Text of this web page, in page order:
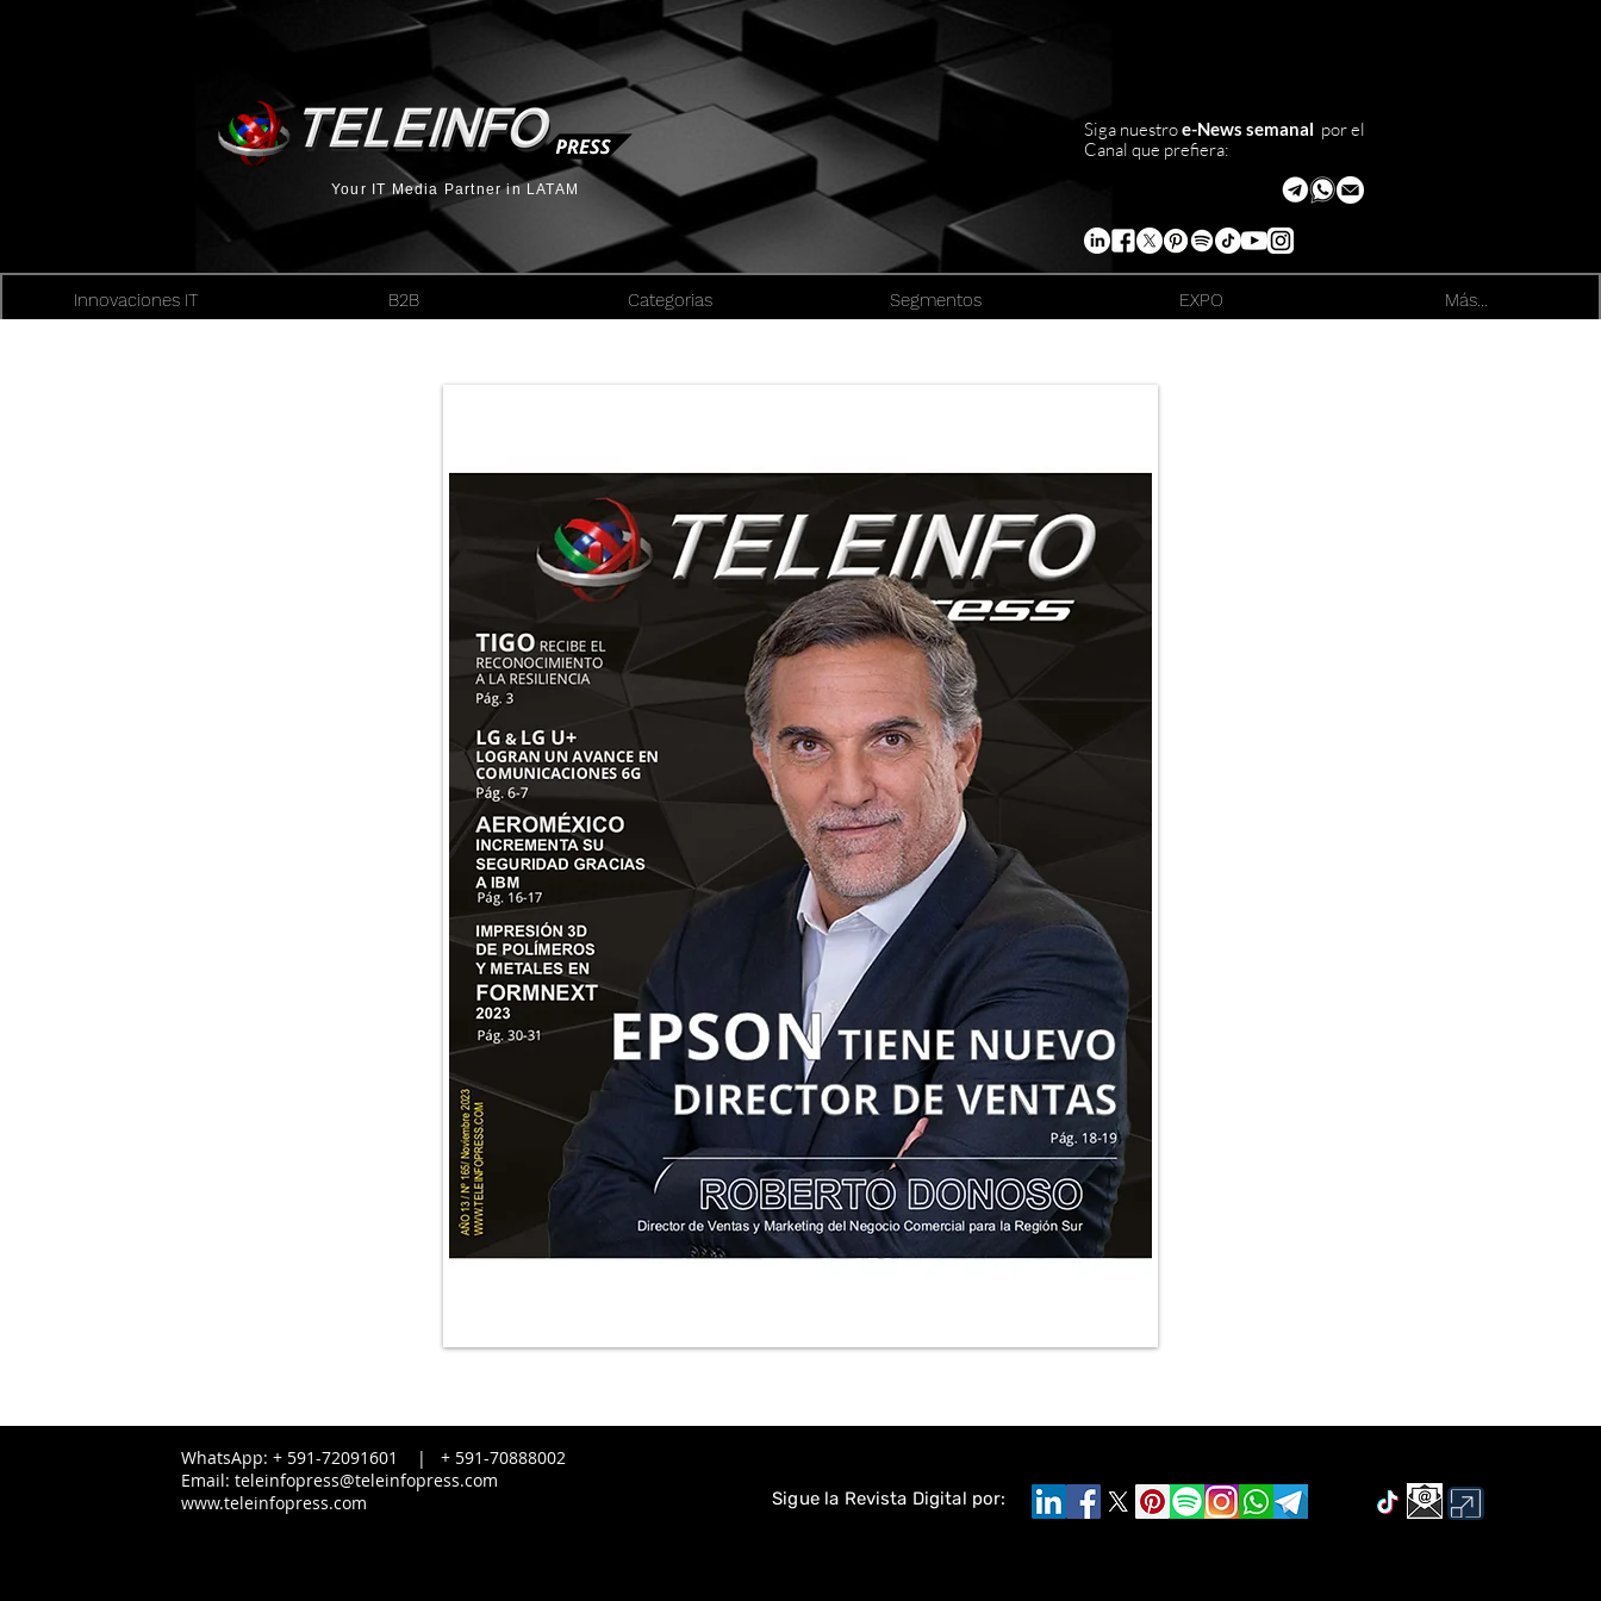
Your IT Media Partner in LATAM
Siga nuestroe-News semanal por el
Canal que prefiera:
Innovaciones IT B2B Categorias Segmentos EXPO Más...
WhatsApp: + 591-72091601 | + 591-70888002
Email: teleinfopress@teleinfopress.com
www.teleinfopress.com
Sigue la Revista Digital por: